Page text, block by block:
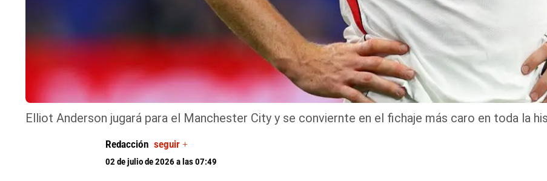
Elliot Anderson jugará para el Manchester City y se conviernte en el fichaje más caro en toda la
Redacción seguir +
02 de julio de 2026 a las 07:49